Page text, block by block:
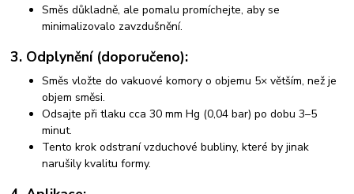
Směs důkladně, ale pomalu promíchejte, aby se
minimalizovalo zavzdušnění.
3. Odplynění (doporučeno):
Směs vložte do vakuové komory o objemu 5× větším, než je
objem směsi.
Odsajte při tlaku cca 30 mm Hg (0,04 bar) po dobu 3–5
minut.
Tento krok odstraní vzduchové bubliny, které by jinak
narušily kvalitu formy.